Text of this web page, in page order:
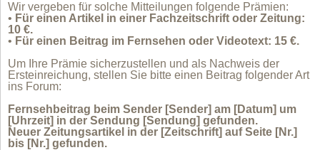
Wir vergeben für solche Mitteilungen folgende Prämien:
• Für einen Artikel in einer Fachzeitschrift oder Zeitung:
10 €.
• Für einen Beitrag im Fernsehen oder Videotext: 15 €.
Um Ihre Prämie sicherzustellen und als Nachweis der
Ersteinreichung, stellen Sie bitte einen Beitrag folgender Art
ins Forum:
Fernsehbeitrag beim Sender [Sender] am [Datum] um
[Uhrzeit] in der Sendung [Sendung] gefunden.
Neuer Zeitungsartikel in der [Zeitschrift] auf Seite [Nr.]
bis [Nr.] gefunden.